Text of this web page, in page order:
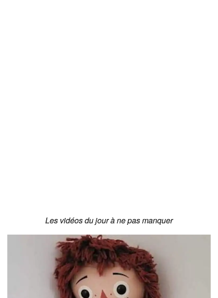
Les vidéos du jour à ne pas manquer
Les vidéos du jour à ne pas manquer